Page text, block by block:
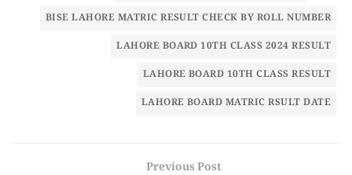
BISE LAHORE MATRIC RESULT CHECK BY ROLL NUMBER
LAHORE BOARD 10TH CLASS 2024 RESULT
LAHORE BOARD 10TH CLASS RESULT
LAHORE BOARD MATRIC RSULT DATE
Previous Post